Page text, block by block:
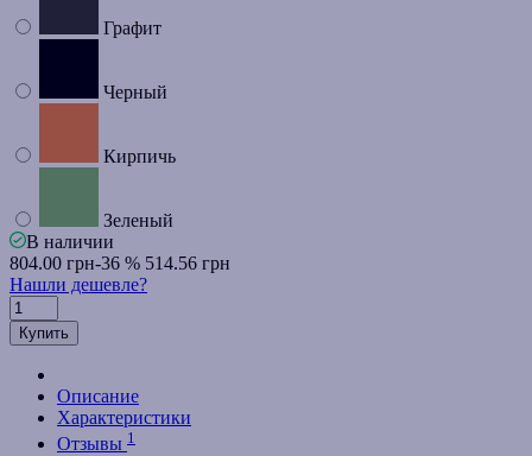
Графит
Черный
Кирпичь
Зеленый
В наличии
804.00 грн-36 % 514.56 грн
Нашли дешевле?
Купить
Описание
Характеристики
Отзывы 1